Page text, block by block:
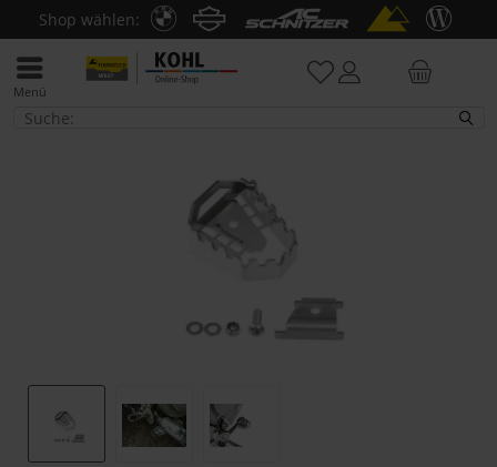
Shop wählen:
Menü
Fußbremshebel